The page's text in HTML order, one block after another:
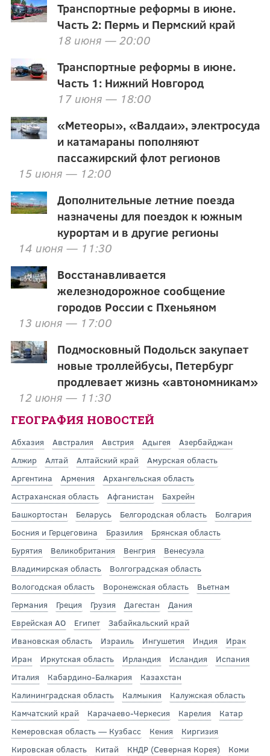
Транспортные реформы в июне.
Часть 2: Пермь и Пермский край
18 июня — 20:00
Транспортные реформы в июне.
Часть 1: Нижний Новгород
17 июня — 18:00
«Метеоры», «Валдаи», электросуда
и катамараны пополняют
пассажирский флот регионов
15 июня — 12:00
Дополнительные летние поезда
назначены для поездок к южным
курортам и в другие регионы
14 июня — 11:30
Восстанавливается
железнодорожное сообщение
городов России с Пхеньяном
13 июня — 17:00
Подмосковный Подольск закупает
новые троллейбусы, Петербург
продлевает жизнь «автономникам»
12 июня — 11:30
ГЕОГРАФИЯ НОВОСТЕЙ
Абхазия Австралия Австрия Адыгея
Азербайджан
Алжир
Алтай Алтайский край
Амурская область
Аргентина
Армения
Архангельская область
Астраханская область
Афганистан
Бахрейн
Башкортостан
Беларусь Белгородская область
Болгария
Босния и Герцеговина
Бразилия
Брянская область
Бурятия
Великобритания Венгрия
Венесуэла
Владимирская область
Волгоградская область
Вологодская область
Воронежская область
Вьетнам
Германия
Греция Грузия Дагестан
Дания
Еврейская АО
Египет
Забайкальский край
Ивановская область
Израиль Ингушетия Индия
Ирак
Иран
Иркутская область Ирландия Исландия
Испания
Италия
Кабардино-Балкария
Казахстан
Калининградская область
Калмыкия
Калужская область
Камчатский край
Карачаево-Черкесия Карелия
Катар
Кемеровская область — Кузбасс
Кения
Киргизия
Кировская область
Китай КНДР (Северная Корея)
Коми